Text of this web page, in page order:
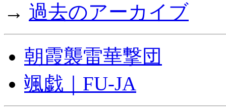
→ 過去のアーカイブ
朝霞襲雷華撃団
颯戯｜FU-JA